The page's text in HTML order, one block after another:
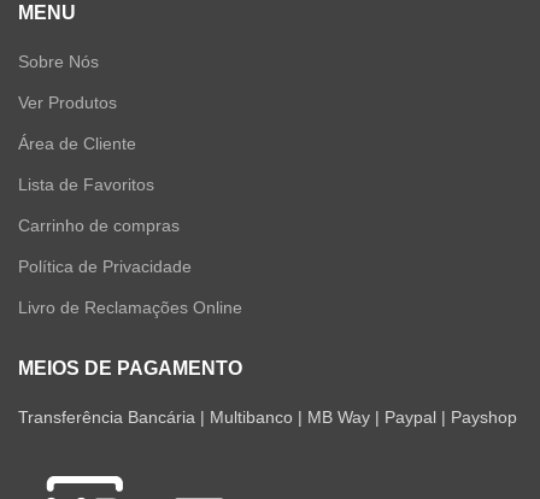
MENU
Sobre Nós
Ver Produtos
Área de Cliente
Lista de Favoritos
Carrinho de compras
Política de Privacidade
Livro de Reclamações Online
MEIOS DE PAGAMENTO
Transferência Bancária | Multibanco | MB Way | Paypal | Payshop